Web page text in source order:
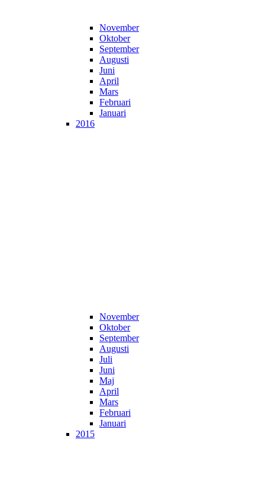
November
Oktober
September
Augusti
Juni
April
Mars
Februari
Januari
2016
November
Oktober
September
Augusti
Juli
Juni
Maj
April
Mars
Februari
Januari
2015